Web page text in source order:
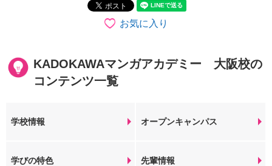
お気に入り
KADOKAWAマンガアカデミー 大阪校の
コンテンツ一覧
学校情報 オープンキャンパス
学びの特色 先輩情報